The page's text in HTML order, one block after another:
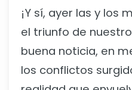
¡Y sí, ayer las y los
el triunfo de
buena noticia, en
los conflictos